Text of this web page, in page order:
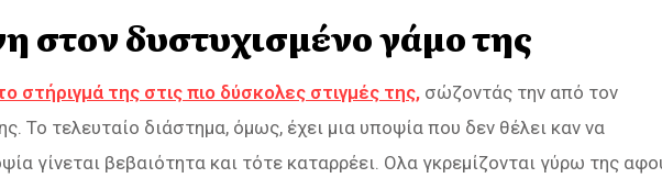
στον δυστυχισμένο γάμο της
στήριγμά της στις πιο δύσκολες στιγμές της, σώζοντάς την από τον
Το τελευταίο διάστημα, όμως, έχει μια υποψία που δεν θέλει καν να
γίνεται βεβαιότητα και τότε καταρρέει. Ολα γκρεμίζονται γύρω της